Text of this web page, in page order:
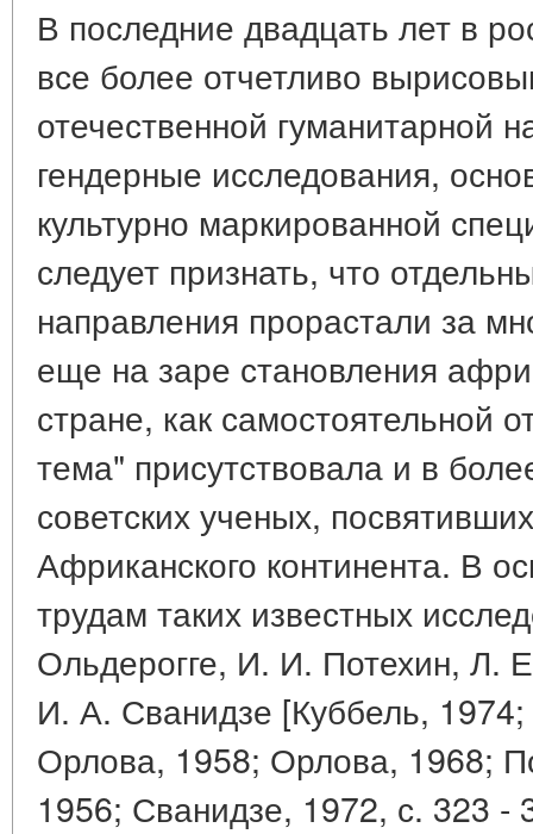
В последние двадцать лет в
все более отчетливо
отечественной гуманитарной
гендерные исследования,
культурно маркированной
следует признать, что
направления прорастали за
еще на заре становления
стране, как самостоятельной
тема" присутствовала и в
советских ученых,
Африканского континента. В
трудам таких известных
Ольдерогге, И. И. Потехин, Л.
И. А. Сванидзе [Куббель,
Орлова, 1958; Орлова, 1968;
1956; Сванидзе, 1972, с. 323 -